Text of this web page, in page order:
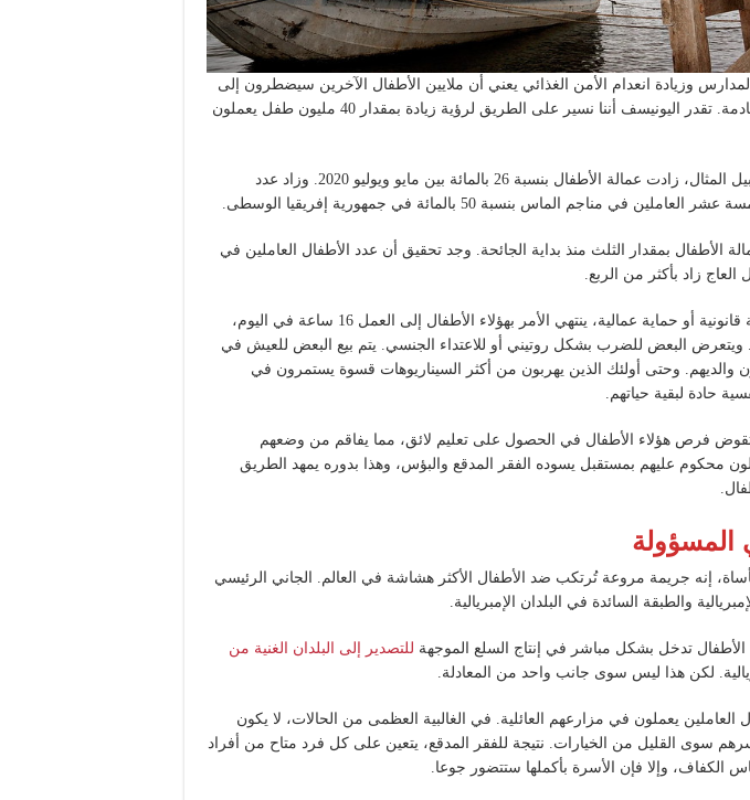
المدارس وزيادة انعدام الأمن الغذائي يعني أن ملايين الأطفال الآخرين سيضطرون إلى
العمل في السنوات القادمة. تقدر اليونيسف أننا نسير على الطريق لرؤية زيادة بمقدار 40 مليون طفل يعملون
في ساو باولو، على سبيل المثال، زادت عمالة الأطفال بنسبة 26 بالمائة بين مايو ويوليو 2020. وزاد عدد
في مناجم الماس بنسبة 50 بالمائة في جمهورية إفريقيا الوسطى.
الأطفال بمقدار الثلث منذ بداية الجائحة. وجد تحقيق أن عدد الأطفال العاملين في
زاد بأكثر من الربع.
مع عدم وجود أي حماية قانونية أو حماية عمالية، ينتهي الأمر بهؤلاء الأطفال إلى العمل 16 ساعة في اليوم،
ويتعرض البعض للضرب بشكل روتيني أو للاعتداء الجنسي. يتم بيع البعض للعيش في
والديهم. وحتى أولئك الذين يهربون من أكثر السيناريوهات قسوة يستمرون في
حادة لبقية حياتهم.
تقوض فرص هؤلاء الأطفال في الحصول على تعليم لائق، مما يفاقم من وضعهم
محكوم عليهم بمستقبل يسوده الفقر المدقع والبؤس، وهذا بدوره يمهد الطريق
المسؤولة
إنه جريمة مروعة تُرتكب ضد الأطفال الأكثر هشاشة في العالم. الجاني الرئيسي
والطبقة السائدة في البلدان الإمبريالية.
للتصدير إلى البلدان الغنية من
لكن هذا ليس سوى جانب واحد من المعادلة.
العاملين يعملون في مزارعهم العائلية. في الغالبية العظمى من الحالات، لا يكون
سوى القليل من الخيارات. نتيجة للفقر المدقع، يتعين على كل فرد متاح من أفراد
الكفاف، وإلا فإن الأسرة بأكملها ستتضور جوعا.